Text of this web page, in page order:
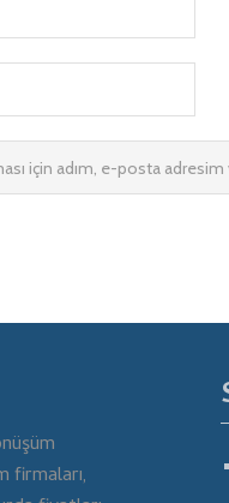
için adım, e-posta
firmaları,